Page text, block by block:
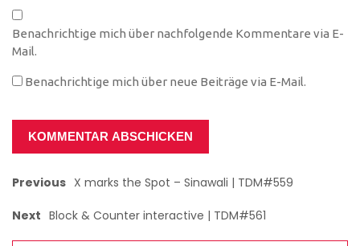
Benachrichtige mich über nachfolgende Kommentare via E-
Mail.
Benachrichtige mich über neue Beiträge via E-Mail.
Previous X marks the Spot – Sinawali | TDM#559
Next Block & Counter interactive | TDM#561